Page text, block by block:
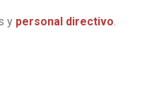
y personal directivo